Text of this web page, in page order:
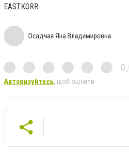
EASTKORR
Осадчая Яна Владимировна
Авторизуйтесь, щоб оцінити